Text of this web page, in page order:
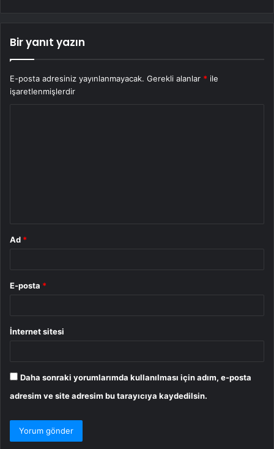
Bir yanıt yazın
E-posta adresiniz yayınlanmayacak. Gerekli alanlar * ile
işaretlenmişlerdir
Ad *
E-posta *
İnternet sitesi
Daha sonraki yorumlarımda kullanılması için adım, e-posta
adresim ve site adresim bu tarayıcıya kaydedilsin.